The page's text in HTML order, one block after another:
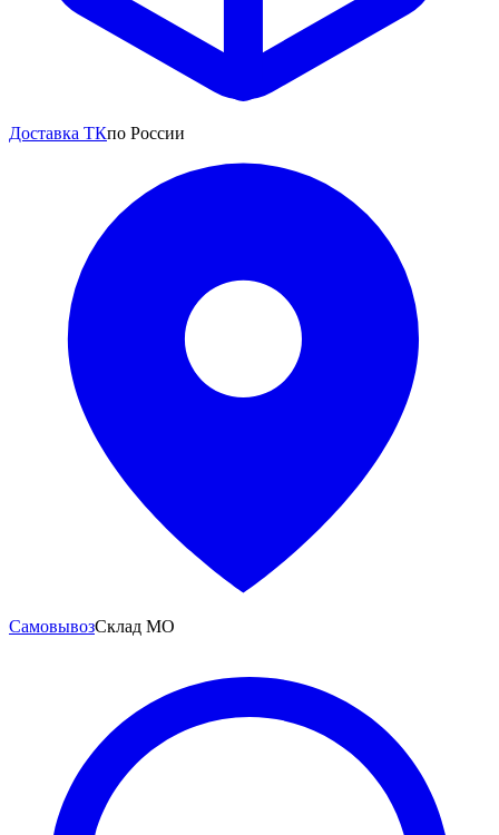
Доставка ТКпо России
СамовывозСклад МО